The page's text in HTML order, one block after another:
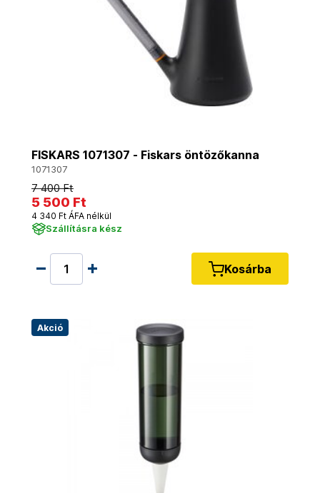
FISKARS 1071307 - Fiskars öntözőkanna
1071307
7 400 Ft
5 500 Ft
4 340 Ft ÁFA nélkül
Szállításra kész
Kosárba
Akció